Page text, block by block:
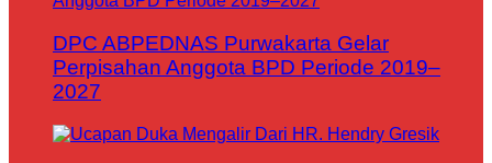
DPC ABPEDNAS Purwakarta Gelar
Perpisahan Anggota BPD Periode 2019–
2027